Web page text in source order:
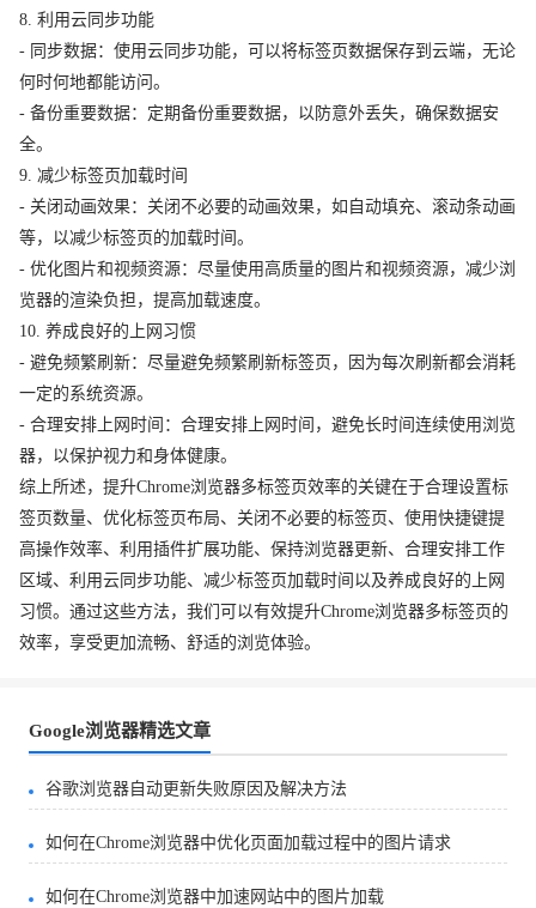
8. 利用云同步功能
- 同步数据：使用云同步功能，可以将标签页数据保存到云端，无论
何时何地都能访问。
- 备份重要数据：定期备份重要数据，以防意外丢失，确保数据安
全。
9. 减少标签页加载时间
- 关闭动画效果：关闭不必要的动画效果，如自动填充、滚动条动画
等，以减少标签页的加载时间。
- 优化图片和视频资源：尽量使用高质量的图片和视频资源，减少浏
览器的渲染负担，提高加载速度。
10. 养成良好的上网习惯
- 避免频繁刷新：尽量避免频繁刷新标签页，因为每次刷新都会消耗
一定的系统资源。
- 合理安排上网时间：合理安排上网时间，避免长时间连续使用浏览
器，以保护视力和身体健康。
综上所述，提升Chrome浏览器多标签页效率的关键在于合理设置标
签页数量、优化标签页布局、关闭不必要的标签页、使用快捷键提
高操作效率、利用插件扩展功能、保持浏览器更新、合理安排工作
区域、利用云同步功能、减少标签页加载时间以及养成良好的上网
习惯。通过这些方法，我们可以有效提升Chrome浏览器多标签页的
效率，享受更加流畅、舒适的浏览体验。
Google浏览器精选文章
谷歌浏览器自动更新失败原因及解决方法
如何在Chrome浏览器中优化页面加载过程中的图片请求
如何在Chrome浏览器中加速网站中的图片加载